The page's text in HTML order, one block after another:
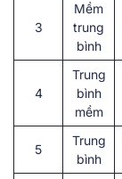
3
Mềm
trung
bình
4
Trung
bình
mềm
5
Trung
bình